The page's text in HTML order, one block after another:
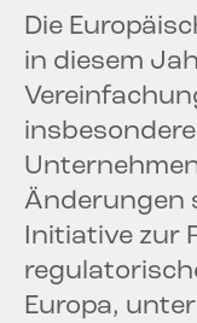
Die
in diesem
Änderungen
Initiative zur
Europa,